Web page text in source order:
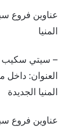
المنيا
– سيتي سكيب
العنوان:
المنيا الجديدة